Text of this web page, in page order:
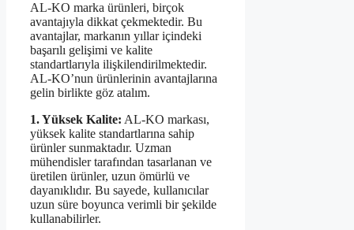
AL-KO marka ürünleri, birçok
avantajıyla dikkat çekmektedir. Bu
avantajlar, markanın yıllar içindeki
başarılı gelişimi ve kalite
standartlarıyla ilişkilendirilmektedir.
AL-KO’nun ürünlerinin avantajlarına
gelin birlikte göz atalım.
1. Yüksek Kalite: AL-KO markası,
yüksek kalite standartlarına sahip
ürünler sunmaktadır. Uzman
mühendisler tarafından tasarlanan ve
üretilen ürünler, uzun ömürlü ve
dayanıklıdır. Bu sayede, kullanıcılar
uzun süre boyunca verimli bir şekilde
kullanabilirler.